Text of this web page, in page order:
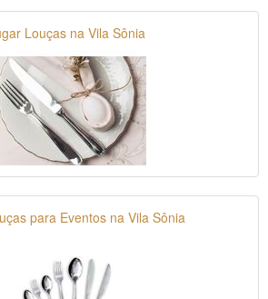
Louças na Vila Sônia
para Eventos na Vila Sônia